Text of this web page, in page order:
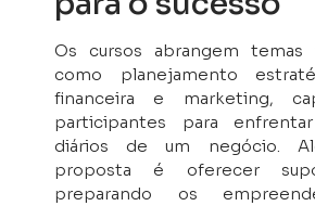
Os cursos abrangem temas
como planejamento
financeira e marketing,
participantes para
diários de um negócio.
proposta é oferecer
preparando os